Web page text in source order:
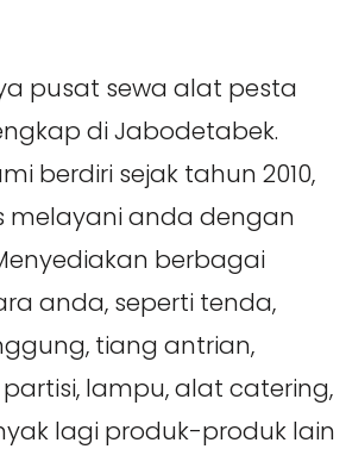
pusat sewa alat pesta
di Jabodetabek.
berdiri sejak tahun 2010,
melayani anda dengan
berbagai
anda, seperti tenda,
tiang antrian,
lampu, alat catering,
lagi produk-produk lain